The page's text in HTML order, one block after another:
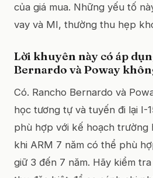
của giá mua. Những yếu tố
vay và MI, thường thu hẹp
Lời khuyên này có áp
Bernardo và Poway
Có. Rancho Bernardo và
học tương tự và tuyến đi lại I-
phù hợp với kế hoạch trường
khi ARM 7 năm có thể phù
giữ 3 đến 7 năm. Hãy kiểm